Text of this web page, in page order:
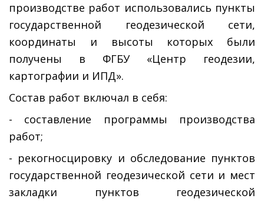
производстве работ использовались пункты
государственной геодезической сети,
координаты и высоты которых были
получены в ФГБУ «Центр геодезии,
картографии и ИПД».
Состав работ включал в себя:
- составление программы производства
работ;
- рекогносцировку и обследование пунктов
государственной геодезической сети и мест
закладки пунктов геодезической